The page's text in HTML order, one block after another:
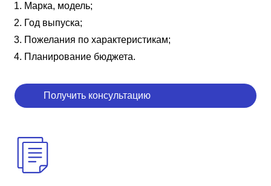
Марка, модель;
Год выпуска;
Пожелания по характеристикам;
Планирование бюджета.
Получить консультацию